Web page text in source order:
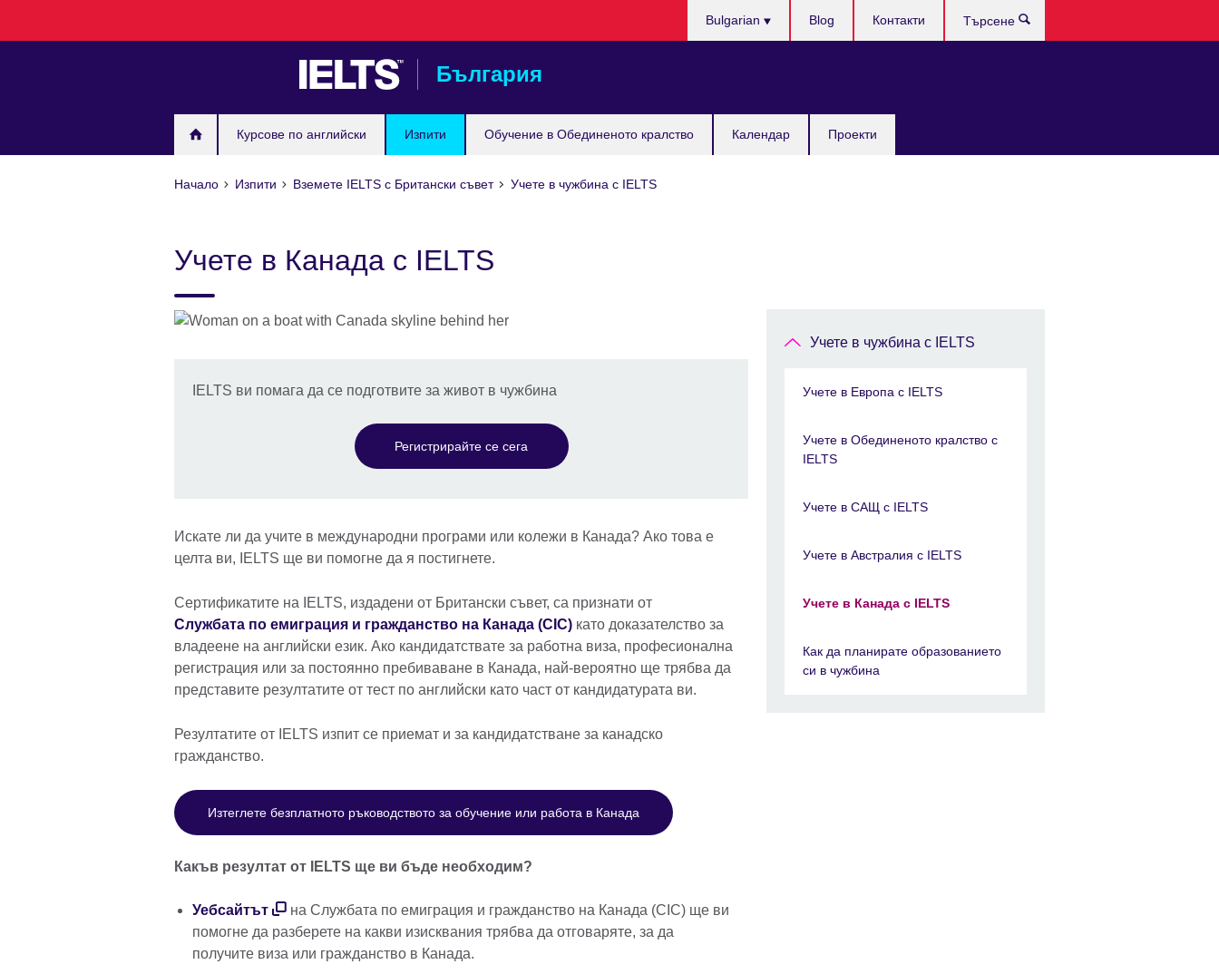
България
Курсове по английски Изпити Обучение в Обединеното кралство Календар Проекти
Bulgarian Blog Контакти
Начало Изпити Вземете IELTS с Британски съвет Учете в чужбина с IELTS
Учете в Канада с IELTS
IELTS ви помага да се подготвите за живот в чужбина
Регистрирайте се сега
Искате ли да учите в международни програми или колежи в Канада? Ако това е
целта ви, IELTS ще ви помогне да я постигнете.
Сертификатите на IELTS, издадени от Британски съвет, са признати от
Службата по емиграция и гражданство на Канада (CIC) като доказателство за
владеене на английски език. Ако кандидатствате за работна виза, професионална
регистрация или за постоянно пребиваване в Канада, най-вероятно ще трябва да
представите резултатите от тест по английски като част от кандидатурата ви.
Резултатите от IELTS изпит се приемат и за кандидатстване за канадско
гражданство.
Изтеглете безплатното ръководството за обучение или работа в Канада
Какъв резултат от IELTS ще ви бъде необходим?
Уебсайтът
на Службата по емиграция и гражданство на Канада (CIC) ще ви
помогне да разберете на какви изисквания трябва да отговаряте, за да
получите виза или гражданство в Канада.
Учете в чужбина с IELTS
Учете в Европа с IELTS
Учете в Обединеното кралство с
IELTS
Учете в САЩ с IELTS
Учете в Австралия с IELTS
Учете в Канада с IELTS
Как да планирате образованието
си в чужбина